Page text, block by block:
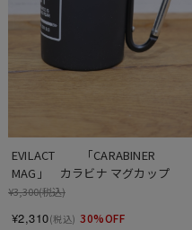
EVILACT 　　「CARABINER
MAG」　カラビナ マグカップ
¥3,300(税込)
¥2,310(税込) 30%OFF